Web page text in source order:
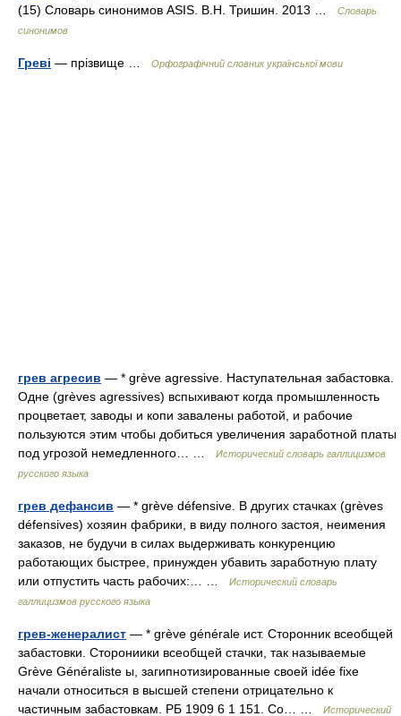
(15) Словарь синонимов ASIS. В.Н. Тришин. 2013 …
Словарь
синонимов
Греві — прізвище … Орфографічний словник української мови
грев агресив — * grève agressive. Наступательная забастовка.
Одне (grèves agressives) вспыхивают когда промышленность
процветает, заводы и копи завалены работой, и рабочие
пользуются этим чтобы добиться увеличения заработной платы
под угрозой немедленного… …
Исторический словарь галлицизмов
русского языка
грев дефансив — * grève défensive. В других стачках (grèves
défensives) хозяин фабрики, в виду полного застоя, неимения
заказов, не будучи в силах выдерживать конкуренцию
работающих быстрее, принужден убавить заработную плату
или отпустить часть рабочих:… …
Исторический словарь
галлицизмов русского языка
грев-женералист — * grève générale ист. Сторонник всеобщей
забастовки. Сторониики всеобщей стачки, так называемые
Grève Généraliste ы, загипнотизированные своей idée fixe
начали относиться в высшей степени отрицательно к
частичным забастовкам. РБ 1909 6 1 151. Со… …
Исторический